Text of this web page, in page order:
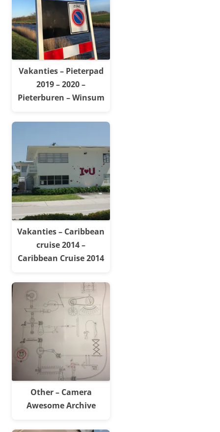
Vakanties – Pieterpad
2019 – 2020 –
Pieterburen – Winsum
Vakanties – Caribbean
cruise 2014 –
Caribbean Cruise 2014
Other – Camera
Awesome Archive